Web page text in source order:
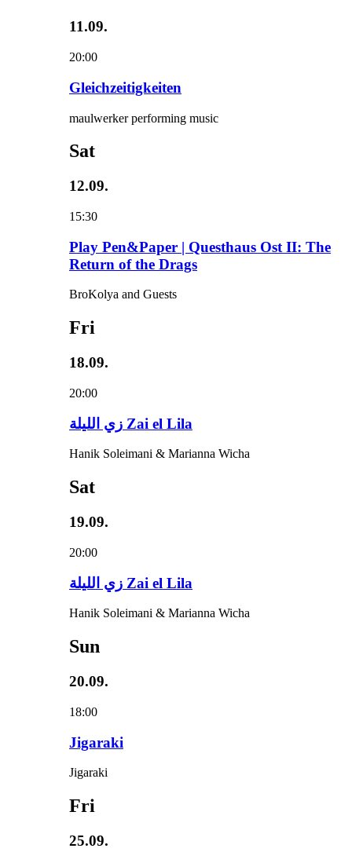
11.09.
20:00
Gleichzeitigkeiten
maulwerker performing music
Sat
12.09.
15:30
Play Pen&Paper | Questhaus Ost II: The
Return of the Drags
BroKolya and Guests
Fri
18.09.
20:00
زي‌ اللیلة Zai el Lila
Hanik Soleimani & Marianna Wicha
Sat
19.09.
20:00
زي‌ اللیلة Zai el Lila
Hanik Soleimani & Marianna Wicha
Sun
20.09.
18:00
Jigaraki
Jigaraki
Fri
25.09.